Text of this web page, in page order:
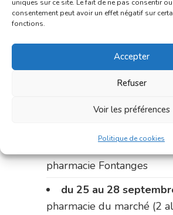
uniques sur ce site. Le fait de ne pas consentir
consentement peut avoir un effet négatif sur
fonctions.
Accepter
Refuser
Voir les préférences
Politique de cookies
du 11 au 14
République)
Le 14 septembre :
Charignon-Dumas (La
du 14 au 18 septembre
pharmacie Fontanges
du 25 au 28
pharmacie du marché (2